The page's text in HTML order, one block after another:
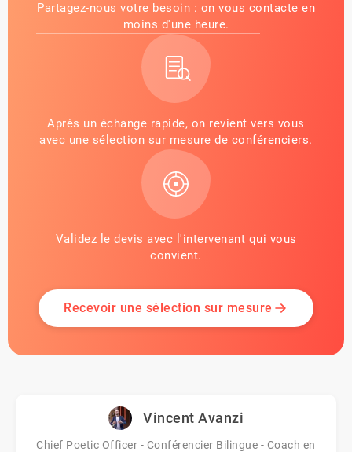
Partagez-nous votre besoin : on vous contacte en
moins d'une heure.
Après un échange rapide, on revient vers vous
avec une sélection sur mesure de conférenciers.
Validez le devis avec l'intervenant qui vous
convient.
Recevoir une sélection sur mesure
Vincent Avanzi
Chief Poetic Officer - Conférencier Bilingue - Coach en